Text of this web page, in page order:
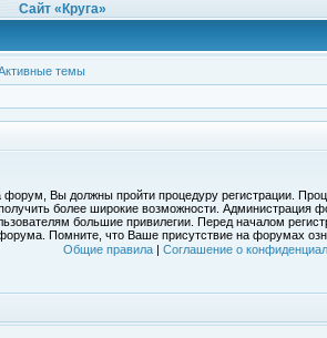
Сайт «Круга»
темы
форум, Вы должны пройти процедуру регистрации.
более широкие возможности. Администрация
большие привилегии. Перед началом
Помните, что Ваше присутствие на форумах
Общие правила| Соглашение о